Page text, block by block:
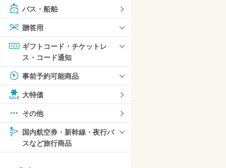
バス・船舶
贈答用
ギフトコード・チケットレ
ス・コード通知
事前予約可能商品
大特価
その他
国内航空券・新幹線・夜行バ
スなど旅行商品